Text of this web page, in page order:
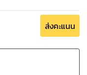
ส่งคะแนน